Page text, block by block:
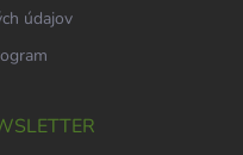
údajov